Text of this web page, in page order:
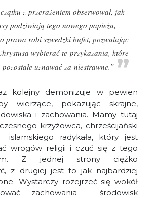
z przerażeniem obserwował, jak
podziwiają tego nowego papieża,
prawa robi szwedzki bufet, pozwalając
wybierać te przykazania, które
uznawać za niestrawne.”
kolejny demonizuje w pewien
wierzące, pokazując skrajne,
i zachowania. Mamy tutaj
krzyżowca, chrześcijański
islamskiego radykała, który jest
wrogów religii i czuć się z tego
Z jednej strony ciężko
z drugiej jest to jak najbardziej
Wystarczy rozejrzeć się wokół
zachowania środowisk